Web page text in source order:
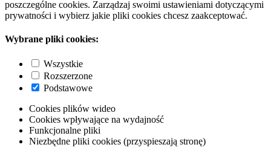
poszczególne cookies. Zarządzaj swoimi ustawieniami dotyczącymi
prywatności i wybierz jakie pliki cookies chcesz zaakceptować.
Wybrane pliki cookies:
Wszystkie
Rozszerzone
Podstawowe
Cookies plików wideo
Cookies wpływające na wydajność
Funkcjonalne pliki
Niezbędne pliki cookies (przyspieszają stronę)